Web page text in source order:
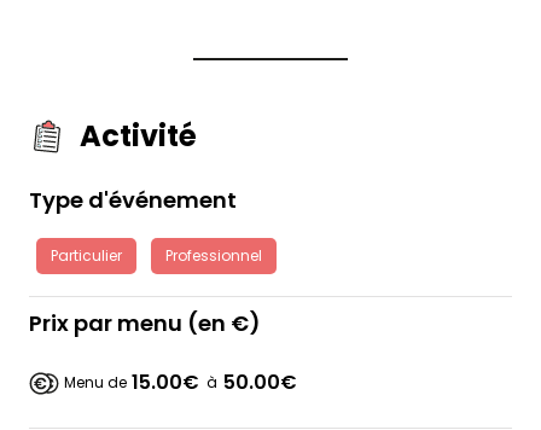
Activité
Type d'événement
Particulier Professionnel
Prix par menu (en €)
Menu de 15.00€ à 50.00€